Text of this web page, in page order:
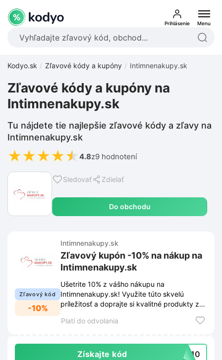
Prihlásenie Menu
Kodyo.sk Zľavové kódy a kupóny Intimnenakupy.sk
Sledovať Zdielať
Do obchodu
Zľavové kódy a kupóny na
Intimnenakupy.sk
Tu nájdete tie najlepšie zľavové kódy a zľavy na
Intimnenakupy.sk
★★★★★ 4.8z9 hodnotení
Zľavový kód
-10%
Intimnenakupy.sk
Zľavový kupón -10% na nákup na
Intimnenakupy.sk
Ušetrite 10% z vášho nákupu na
Intimnenakupy.sk! Využite túto skvelú
príležitosť a doprajte si kvalitné produkty za
Platí do odvolania
Získajte kód MO10